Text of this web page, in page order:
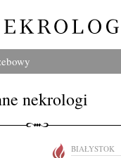
nekrologi
BIAŁYSTOK